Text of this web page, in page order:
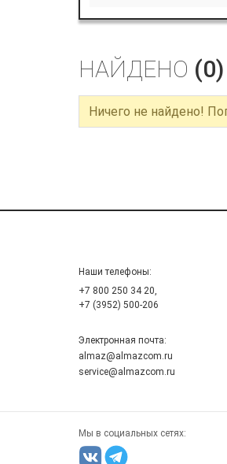
НАЙДЕНО (0)
Ничего не найдено!
Наши телефоны:
+7 800 250 34 20,
+7 (3952) 500-206
Электронная почта:
almaz@almazcom.ru
service@almazcom.ru
Мы в социальных сетях: